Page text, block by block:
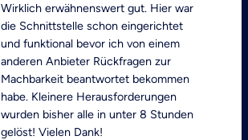
Wirklich erwähnenswert gut. Hier war
die Schnittstelle schon eingerichtet
und funktional bevor ich von einem
anderen Anbieter Rückfragen zur
Machbarkeit beantwortet bekommen
habe. Kleinere Herausforderungen
wurden bisher alle in unter 8 Stunden
gelöst! Vielen Dank!